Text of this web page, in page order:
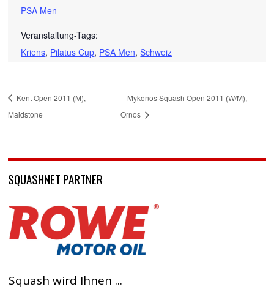
PSA Men
Veranstaltung-Tags:
Kriens, Pilatus Cup, PSA Men,Schweiz
Kent Open 2011 (M),
Maidstone
Mykonos Squash Open 2011 (W/M),
Ornos
SQUASHNET PARTNER
Squash wird Ihnen ...